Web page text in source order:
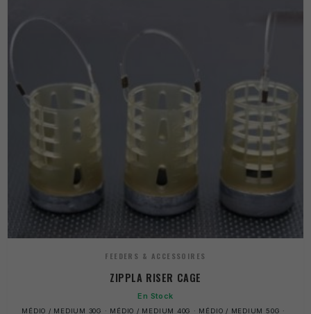
FEEDERS & ACCESSOIRES
ZIPPLA RISER CAGE
En Stock
MÉDIO / MEDIUM 30G · MÉDIO / MEDIUM 40G · MÉDIO / MEDIUM 50G ·